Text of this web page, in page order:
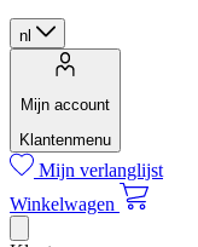
nl
Mijn account
Klantenmenu
Mijn verlanglijst
Winkelwagen